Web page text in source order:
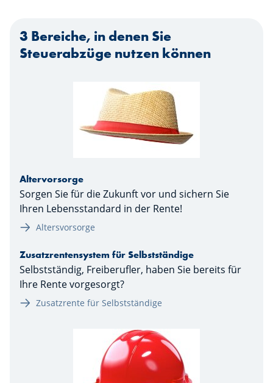
3 Bereiche, in denen Sie
Steuerabzüge nutzen können
Altervorsorge
Sorgen Sie für die Zukunft vor und sichern Sie
Ihren Lebensstandard in der Rente!
Altersvorsorge
Zusatzrentensystem für Selbstständige
Selbstständig, Freiberufler, haben Sie bereits für
Ihre Rente vorgesorgt?
Zusatzrente für Selbstständige